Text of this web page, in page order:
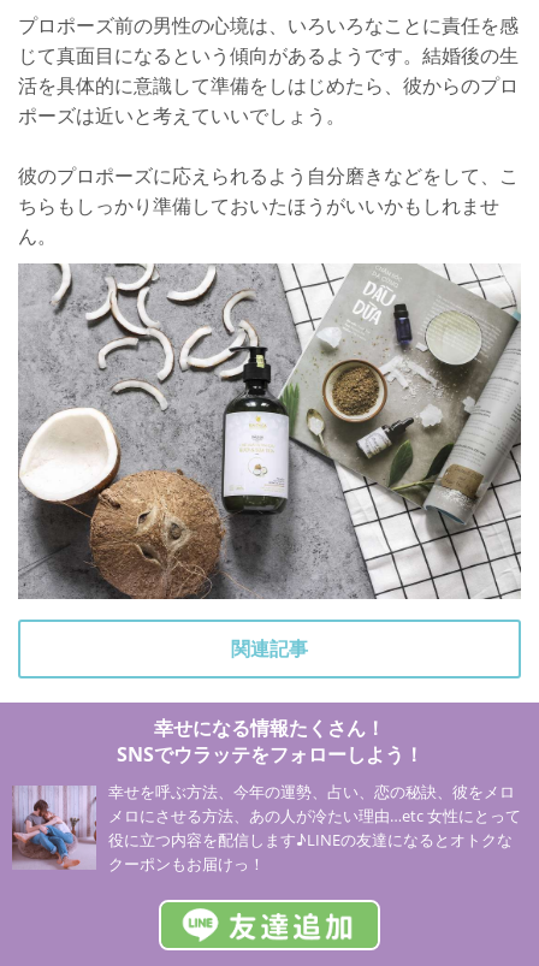
プロポーズ前の男性の心境は、いろいろなことに責任を感
じて真面目になるという傾向があるようです。結婚後の生
活を具体的に意識して準備をしはじめたら、彼からのプロ
ポーズは近いと考えていいでしょう。
彼のプロポーズに応えられるよう自分磨きなどをして、こ
ちらもしっかり準備しておいたほうがいいかもしれませ
ん。
関連記事
幸せになる情報たくさん！
SNSでウラッテをフォローしよう！
幸せを呼ぶ方法、今年の運勢、占い、恋の秘訣、彼をメロ
メロにさせる方法、あの人が冷たい理由…etc 女性にとって
役に立つ内容を配信します♪LINEの友達になるとオトクな
クーポンもお届けっ！